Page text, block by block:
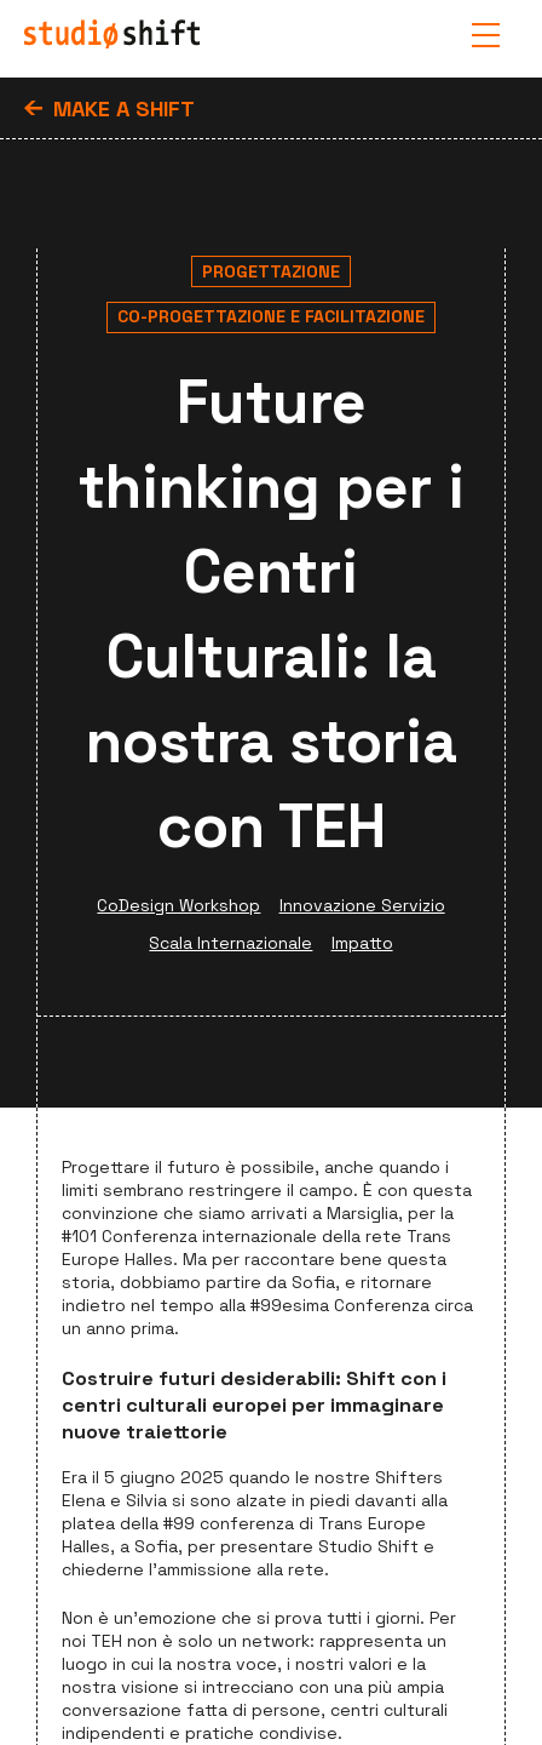
MAKE A SHIFT
PROGETTAZIONE
CO-PROGETTAZIONE E FACILITAZIONE
Future
thinking per i
Centri
Culturali: la
nostra storia
con TEH
CoDesign Workshop
Innovazione Servizio
Scala Internazionale
Impatto
Progettare il futuro è possibile, anche quando i
limiti sembrano restringere il campo. È con questa
convinzione che siamo arrivati a Marsiglia, per la
#101 Conferenza internazionale della rete Trans
Europe Halles. Ma per raccontare bene questa
storia, dobbiamo partire da Sofia, e ritornare
indietro nel tempo alla #99esima Conferenza circa
un anno prima.
Costruire futuri desiderabili: Shift con i
centri culturali europei per immaginare
nuove traiettorie
Era il 5 giugno 2025 quando le nostre Shifters
Elena e Silvia si sono alzate in piedi davanti alla
platea della #99 conferenza di Trans Europe
Halles, a Sofia, per presentare Studio Shift e
chiederne l’ammissione alla rete.
Non è un’emozione che si prova tutti i giorni. Per
noi TEH non è solo un network: rappresenta un
luogo in cui la nostra voce, i nostri valori e la
nostra visione si intrecciano con una più ampia
conversazione fatta di persone, centri culturali
indipendenti e pratiche condivise.